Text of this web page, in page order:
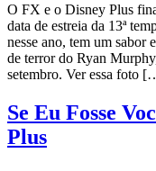
O FX e o Disney Plus
data de estreia da 13ª
nesse ano, tem um sabor
de terror do Ryan
setembro. Ver essa foto
Se Eu Fosse
Plus